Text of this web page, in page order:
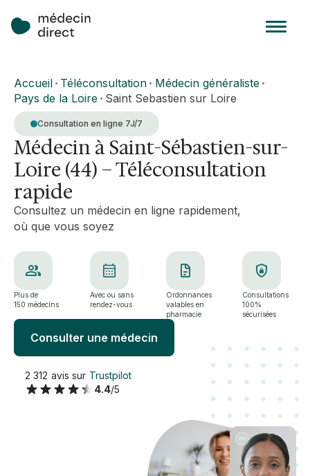
Accueil • Téléconsultation • Médecin généraliste•
Pays de la Loire • Saint Sebastien sur Loire
Consultation en ligne 7J/7
Médecin à Saint-Sébastien-sur-
Loire (44) – Téléconsultation
rapide
Consultez un médecin en ligne rapidement,
où que vous soyez
Plus de
150 médecins
Avec ou sans
rendez-vous
Ordonnances
valables en
pharmacie
Consultations
100%
sécurisées
Consulter une médecin
2 312 avis sur Trustpilot
4.4/5